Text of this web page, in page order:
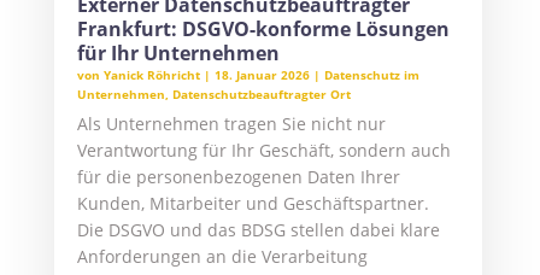
Frankfurt: DSGVO-konforme Lösungen
für Ihr Unternehmen
von Yanick Röhricht| 18. Januar 2026| Datenschutz im
Unternehmen Datenschutzbeauftragter Ort
Als Unternehmen tragen Sie nicht nur
Verantwortung für Ihr Geschäft, sondern auch
für die personenbezogenen Daten Ihrer
Kunden, Mitarbeiter und Geschäftspartner.
Die DSGVO und das BDSG stellen dabei klare
Anforderungen an die Verarbeitung